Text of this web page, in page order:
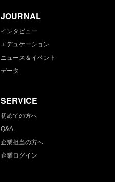
JOURNAL
インタビュー
エデュケーション
ニュース＆イベント
データ
SERVICE
初めての方へ
Q&A
企業担当の方へ
企業ログイン